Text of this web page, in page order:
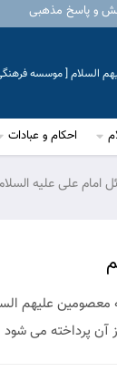
و پاسخ مذهبی
السلام [ موسسه
احکام و عبادات
امام علی علیه